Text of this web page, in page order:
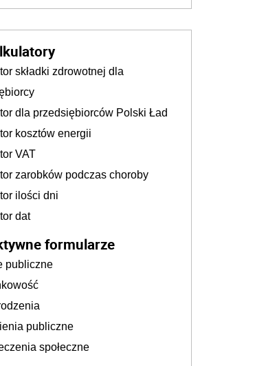
składki zdrowotnej dla
dla przedsiębiorców Polski Ład
kosztów energii
VAT
zarobków podczas choroby
ilości dni
dat
formularze
publiczne
publiczne
społeczne